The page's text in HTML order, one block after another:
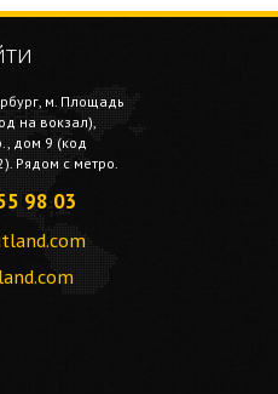
м. Площадь
на вокзал),
дом 9 (код
Рядом с метро.
98 03